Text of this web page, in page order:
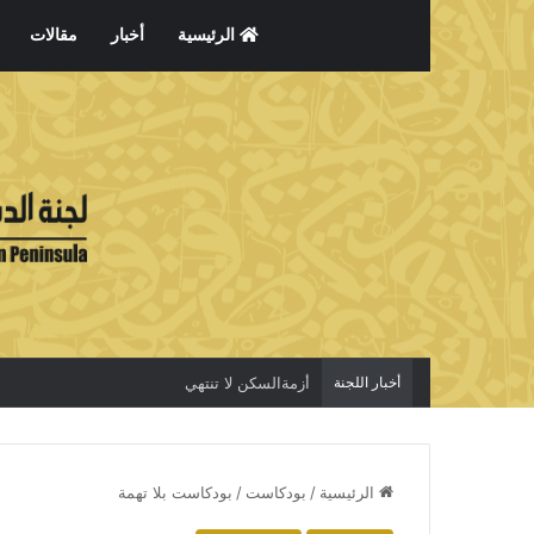
الرئيسية أخبار مقالات
أخبار اللجنة أزمةالسكن لا تنتهي
الرئيسية / بودكاست / بودكاست بلا تهمة